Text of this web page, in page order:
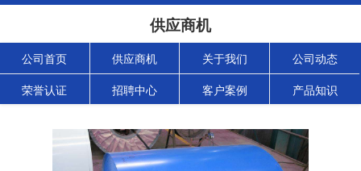
供应商机
公司首页 供应商机 关于我们 公司动态
荣誉认证 招聘中心 客户案例 产品知识